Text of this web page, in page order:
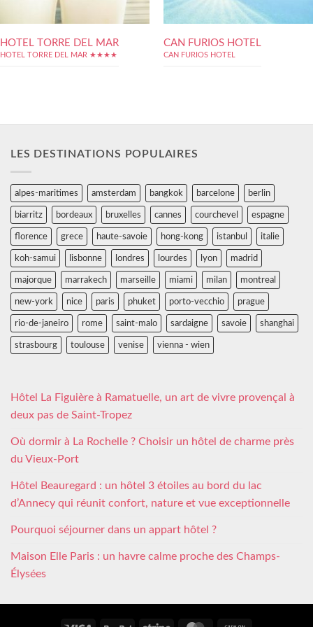
HOTEL TORRE DEL MAR
HOTEL TORRE DEL MAR ★★★★
CAN FURIOS HOTEL
CAN FURIOS HOTEL
LES DESTINATIONS POPULAIRES
alpes-maritimes amsterdam bangkok barcelone berlin
biarritz bordeaux bruxelles cannes courchevel espagne
florence grece haute-savoie hong-kong istanbul italie
koh-samui lisbonne londres lourdes lyon madrid
majorque marrakech marseille miami milan montreal
new-york nice paris phuket porto-vecchio prague
rio-de-janeiro rome saint-malo sardaigne savoie shanghai
strasbourg toulouse venise vienna - wien
Hôtel La Figuière à Ramatuelle, un art de vivre provençal à
deux pas de Saint-Tropez
Où dormir à La Rochelle ? Choisir un hôtel de charme près
du Vieux-Port
Hôtel Beauregard : un hôtel 3 étoiles au bord du lac
d’Annecy qui réunit confort, nature et vue exceptionnelle
Pourquoi séjourner dans un appart hôtel ?
Maison Elle Paris : un havre calme proche des Champs-
Élysées